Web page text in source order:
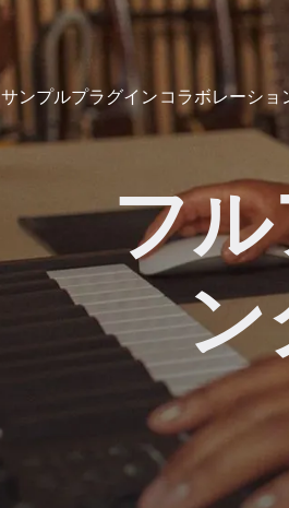
サンプルプラグイン コラボレーショ
フ
ン